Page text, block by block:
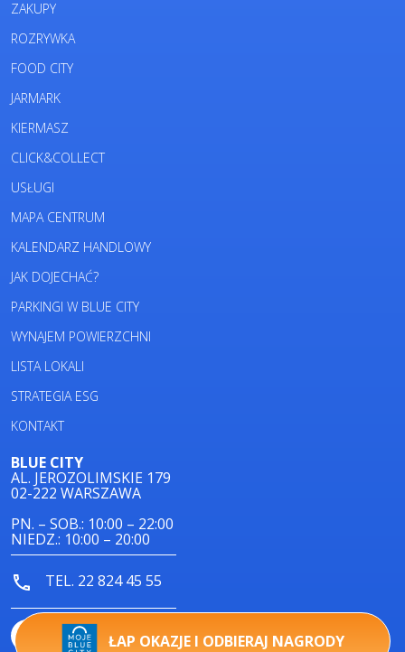
ŁAP OKAZJE I ODBIERAJ NAGRODY
ZAKUPY
ROZRYWKA
FOOD CITY
JARMARK
KIERMASZ
CLICK&COLLECT
USŁUGI
MAPA CENTRUM
KALENDARZ HANDLOWY
JAK DOJECHAĆ?
PARKINGI W BLUE CITY
WYNAJEM POWIERZCHNI
LISTA LOKALI
STRATEGIA ESG
KONTAKT
BLUE CITY
AL. JEROZOLIMSKIE 179
02-222 WARSZAWA
PN. – SOB.: 10:00 – 22:00
NIEDZ.: 10:00 – 20:00
TEL. 22 824 45 55